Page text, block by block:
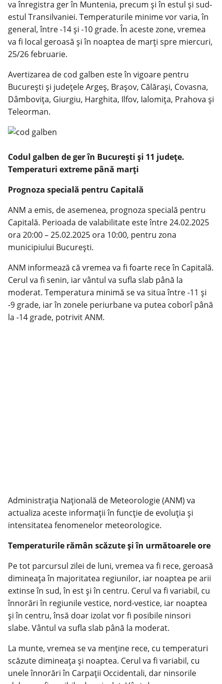
va înregistra ger în Muntenia, precum și în estul și sud-
estul Transilvaniei. Temperaturile minime vor varia, în
general, între -14 și -10 grade. În aceste zone, vremea
va fi local geroasă și în noaptea de marți spre miercuri,
25/26 februarie.
Avertizarea de cod galben este în vigoare pentru
București și județele Argeș, Brașov, Călărași, Covasna,
Dâmbovița, Giurgiu, Harghita, Ilfov, Ialomița, Prahova și
Teleorman.
Codul galben de ger în Bucureşti şi 11 judeţe.
Temperaturi extreme până marţi
Prognoza specială pentru Capitală
ANM a emis, de asemenea, prognoza specială pentru
Capitală. Perioada de valabilitate este între 24.02.2025
ora 20:00 – 25.02.2025 ora 10:00, pentru zona
municipiului București.
ANM informează că vremea va fi foarte rece în Capitală.
Cerul va fi senin, iar vântul va sufla slab până la
moderat. Temperatura minimă se va situa între -11 și
-9 grade, iar în zonele periurbane va putea coborî până
la -14 grade, potrivit ANM.
Administrația Națională de Meteorologie (ANM) va
actualiza aceste informații în funcție de evoluția și
intensitatea fenomenelor meteorologice.
Temperaturile rămân scăzute și în următoarele ore
Pe tot parcursul zilei de luni, vremea va fi rece, geroasă
dimineaţa în majoritatea regiunilor, iar noaptea pe arii
extinse în sud, în est şi în centru. Cerul va fi variabil, cu
înnorări în regiunile vestice, nord-vestice, iar noaptea
şi în centru, însă doar izolat vor fi posibile ninsori
slabe. Vântul va sufla slab până la moderat.
La munte, vremea se va menține rece, cu temperaturi
scăzute dimineața și noaptea. Cerul va fi variabil, cu
unele înnorări în Carpații Occidentali, dar ninsorile